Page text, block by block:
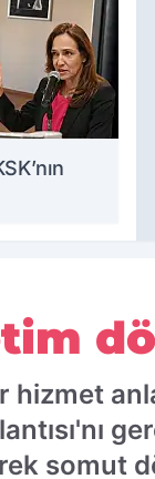
somut